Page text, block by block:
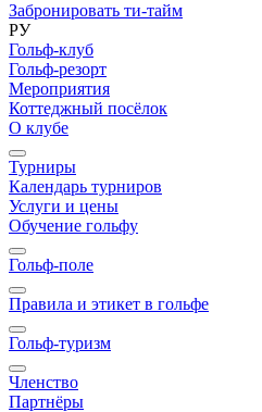
Забронировать ти-тайм
РУ
Гольф-клуб
Гольф-резорт
Мероприятия
Коттеджный посёлок
О клубе
Турниры
Календарь турниров
Услуги и цены
Обучение гольфу
Гольф-поле
Правила и этикет в гольфе
Гольф-туризм
Членство
Партнёры